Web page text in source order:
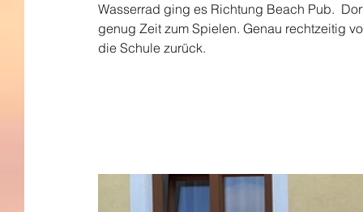
Wasserrad ging es Richtung Beach Pub.
genug Zeit zum Spielen. Genau rechtzeitig
die Schule zurück.